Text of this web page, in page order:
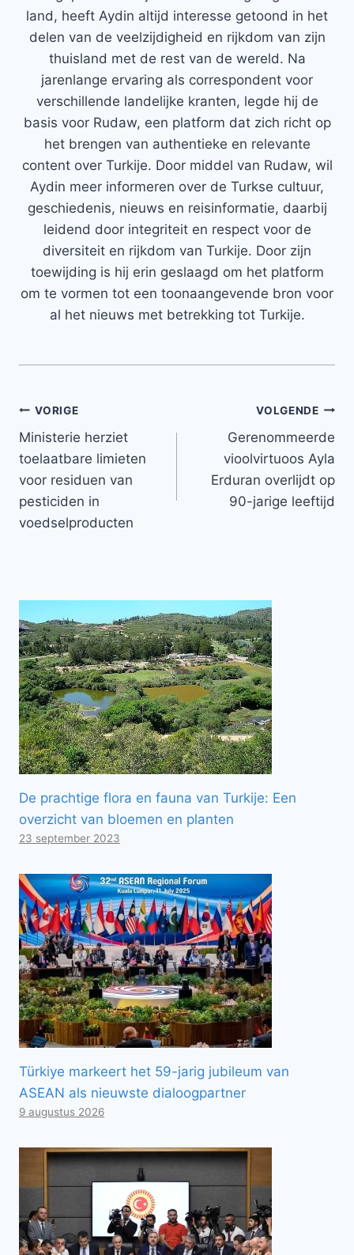
land, heeft Aydin altijd interesse getoond in het
delen van de veelzijdigheid en rijkdom van zijn
thuisland met de rest van de wereld. Na
jarenlange ervaring als correspondent voor
verschillende landelijke kranten, legde hij de
basis voor Rudaw, een platform dat zich richt op
het brengen van authentieke en relevante
content over Turkije. Door middel van Rudaw, wil
Aydin meer informeren over de Turkse cultuur,
geschiedenis, nieuws en reisinformatie, daarbij
leidend door integriteit en respect voor de
diversiteit en rijkdom van Turkije. Door zijn
toewijding is hij erin geslaagd om het platform
om te vormen tot een toonaangevende bron voor
al het nieuws met betrekking tot Turkije.
Bericht
navigatie
VORIGE
Ministerie herziet
toelaatbare limieten
voor residuen van
pesticiden in
voedselproducten
VOLGENDE
Gerenommeerde
vioolvirtuoos Ayla
Erduran overlijdt op
90-jarige leeftijd
De prachtige flora en fauna van Turkije: Een
overzicht van bloemen en planten
23 september 2023
Türkiye markeert het 59-jarig jubileum van
ASEAN als nieuwste dialoogpartner
9 augustus 2026